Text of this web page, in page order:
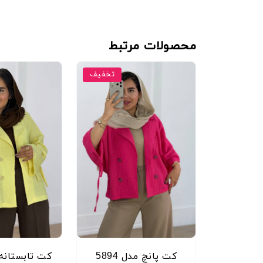
محصولات مرتبط
تخفیف
کت پانچ مدل 5894 کت تابستانه